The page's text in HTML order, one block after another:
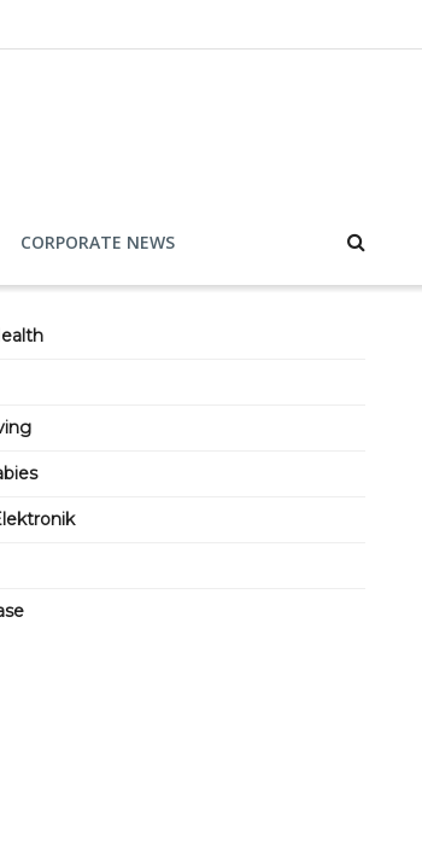
CORPORATE NEWS